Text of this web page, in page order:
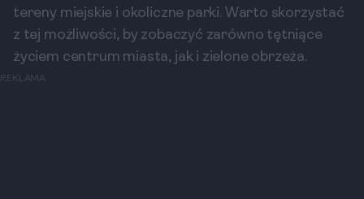
tereny miejskie i okoliczne parki. Warto skorzystać
z tej możliwości, by zobaczyć zarówno tętniące
życiem centrum miasta, jak i zielone obrzeża.
REKLAMA